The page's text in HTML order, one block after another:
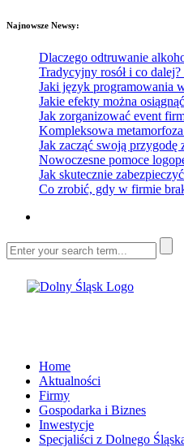
Najnowsze Newsy:
Dlaczego odtruwanie
Tradycyjny rosół i co
Jaki język programowania
Jakie efekty można
Jak zorganizować event
Kompleksowa
Jak zacząć swoją przygodę
Nowoczesne pomoce
Jak skutecznie
Co zrobić, gdy w firmie
Home
Aktualności
Firmy
Gospodarka i Biznes
Inwestycje
Specjaliści z Dolnego